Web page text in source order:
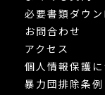
必要書類ダウ
お問合わせ
アクセス
個人情報保護に
暴力団排除条例